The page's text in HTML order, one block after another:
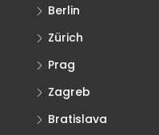
Berlin
Zürich
Prag
Zagreb
Bratislava